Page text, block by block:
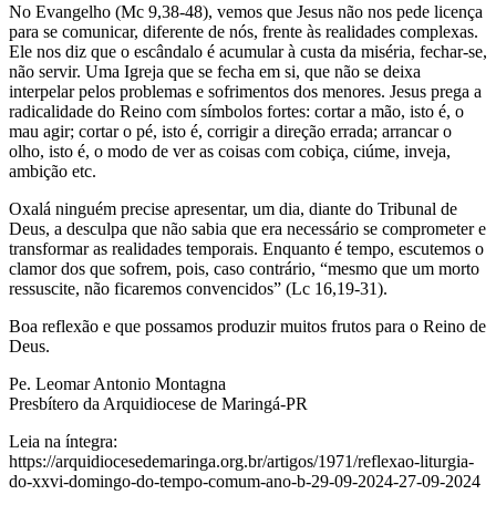
No Evangelho (Mc 9,38-48), vemos que Jesus não nos pede licença
para se comunicar, diferente de nós, frente às realidades complexas.
Ele nos diz que o escândalo é acumular à custa da miséria, fechar-se,
não servir. Uma Igreja que se fecha em si, que não se deixa
interpelar pelos problemas e sofrimentos dos menores. Jesus prega a
radicalidade do Reino com símbolos fortes: cortar a mão, isto é, o
mau agir; cortar o pé, isto é, corrigir a direção errada; arrancar o
olho, isto é, o modo de ver as coisas com cobiça, ciúme, inveja,
ambição etc.
Oxalá ninguém precise apresentar, um dia, diante do Tribunal de
Deus, a desculpa que não sabia que era necessário se comprometer e
transformar as realidades temporais. Enquanto é tempo, escutemos o
clamor dos que sofrem, pois, caso contrário, “mesmo que um morto
ressuscite, não ficaremos convencidos” (Lc 16,19-31).
Boa reflexão e que possamos produzir muitos frutos para o Reino de
Deus.
Pe. Leomar Antonio Montagna
Presbítero da Arquidiocese de Maringá-PR
Leia na íntegra:
https://arquidiocesedemaringa.org.br/artigos/1971/reflexao-liturgia-
do-xxvi-domingo-do-tempo-comum-ano-b-29-09-2024-27-09-2024